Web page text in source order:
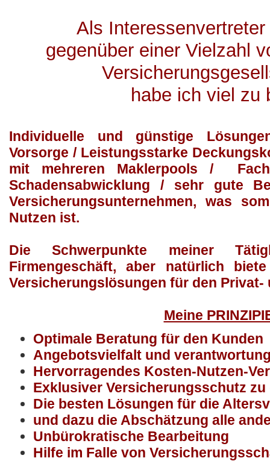
Als Interessenvertreter
gegenüber einer Vielzahl
habe ich viel zu
Individuelle und günstige
Vorsorge / Leistungsstarke
mit mehreren Maklerpools /
Schadensabwicklung / sehr gute
Versicherungsunternehmen, was
Nutzen ist.
Die Schwerpunkte meiner
Firmengeschäft, aber natürlich
Versicherungslösungen für den Privat-
Meine
Optimale Beratung für den Kunden
Angebotsvielfalt und
Hervorragendes Kosten-Nutzen-
Exklusiver Versicherungsschutz
Die besten Lösungen für die
und dazu die Abschätzung alle
Unbürokratische Bearbeitung
Hilfe im Falle von